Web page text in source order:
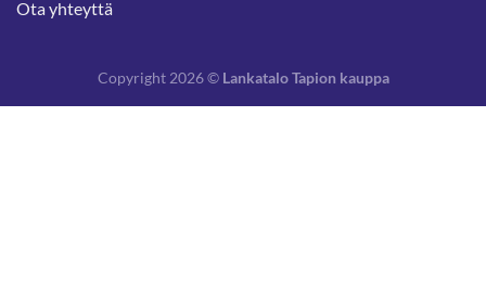
Ota yhteyttä
Copyright 2026 © Lankatalo Tapion kauppa